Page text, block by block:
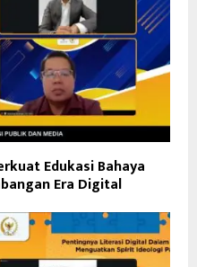
Edukasi Bahaya
Era Digital